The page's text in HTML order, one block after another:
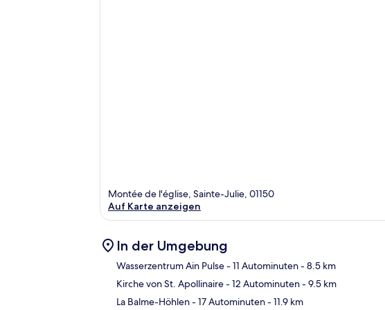
Montée de l'église, Sainte-Julie, 01150
Auf Karte anzeigen
In der Umgebung
Wasserzentrum Ain Pulse- 11 Autominuten- 8.5 km
Kirche von St. Apollinaire- 12 Autominuten- 9.5 km
La Balme-Höhlen- 17 Autominuten- 11.9 km